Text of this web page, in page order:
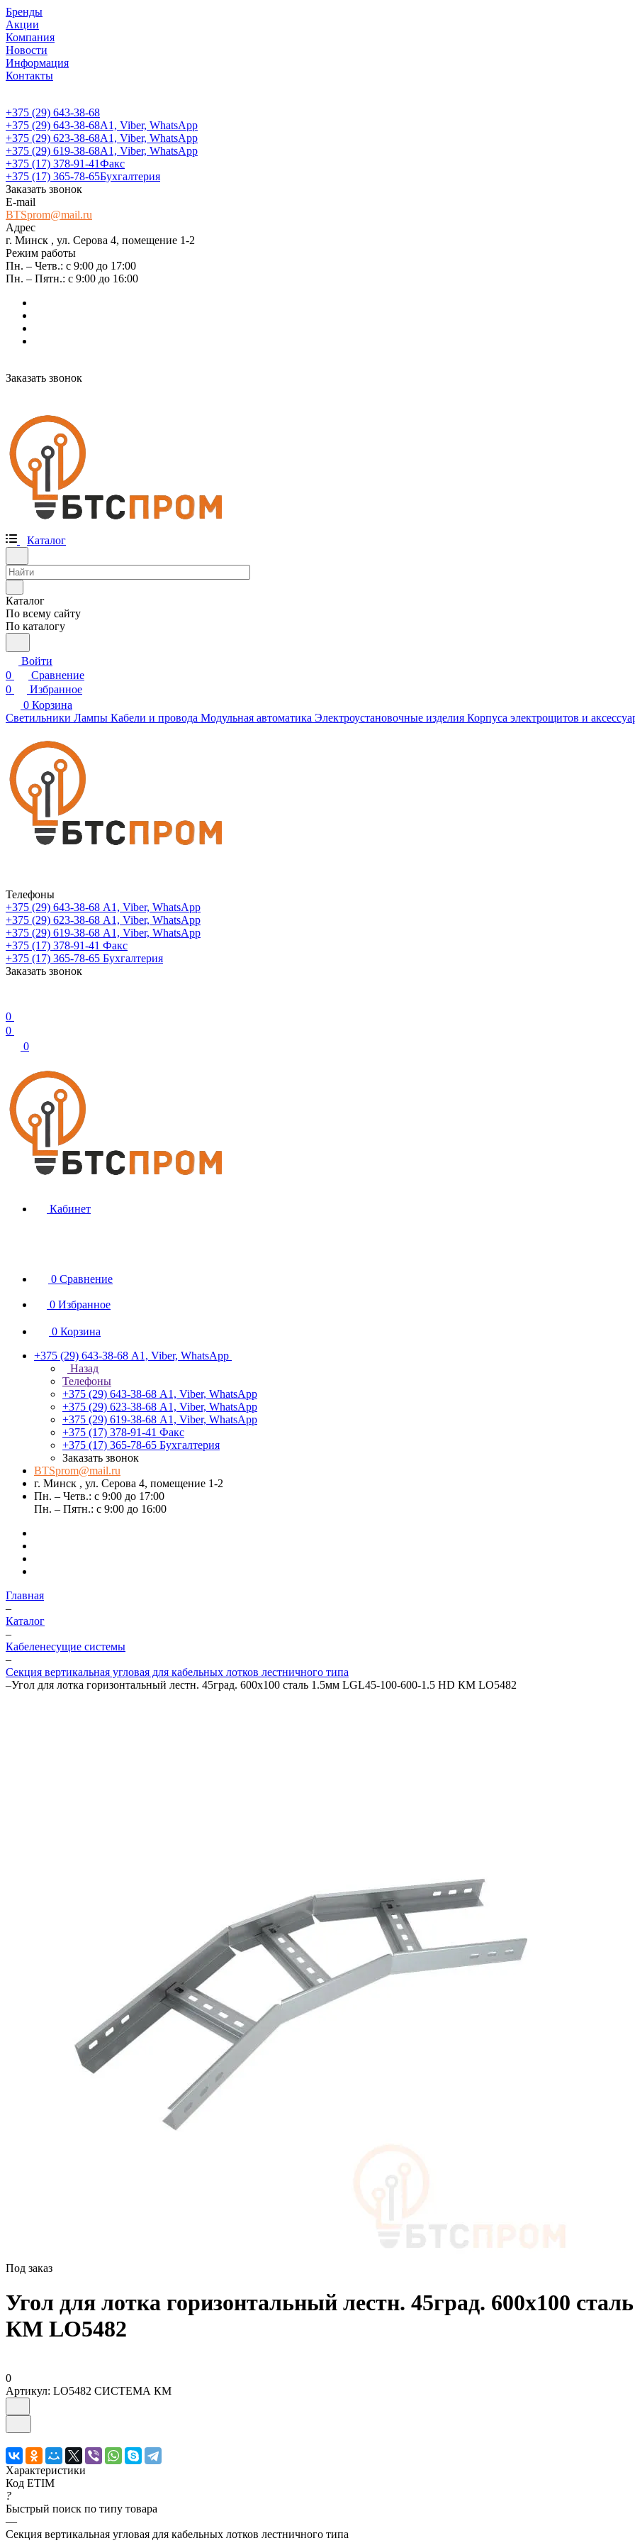
Бренды
Акции
Компания
Новости
Информация
Контакты
+375 (29) 643-38-68
+375 (29) 643-38-68А1, Viber, WhatsApp
+375 (29) 623-38-68А1, Viber, WhatsApp
+375 (29) 619-38-68А1, Viber, WhatsApp
+375 (17) 378-91-41Факс
+375 (17) 365-78-65Бухгалтерия
Заказать звонок
E-mail
BTSprom@mail.ru
Адрес
г. Минск , ул. Серова 4, помещение 1-2
Режим работы
Пн. – Четв.: с 9:00 до 17:00
Пн. – Пятн.: с 9:00 до 16:00
Заказать звонок
Каталог
Каталог
По всему сайту
По каталогу
Войти
0
Сравнение
0
Избранное
0 Корзина
Светильники Лампы Кабели и провода Модульная автоматика Электроустановочные изделия Корпуса электрощитов и
Телефоны
+375 (29) 643-38-68 А1, Viber, WhatsApp
+375 (29) 623-38-68 А1, Viber, WhatsApp
+375 (29) 619-38-68 А1, Viber, WhatsApp
+375 (17) 378-91-41 Факс
+375 (17) 365-78-65 Бухгалтерия
Заказать звонок
0
0
0
Кабинет
0 Сравнение
0 Избранное
0 Корзина
+375 (29) 643-38-68 А1, Viber, WhatsApp
Назад
Телефоны
+375 (29) 643-38-68 А1, Viber, WhatsApp
+375 (29) 623-38-68 А1, Viber, WhatsApp
+375 (29) 619-38-68 А1, Viber, WhatsApp
+375 (17) 378-91-41 Факс
+375 (17) 365-78-65 Бухгалтерия
Заказать звонок
BTSprom@mail.ru
г. Минск , ул. Серова 4, помещение 1-2
Пн. – Четв.: с 9:00 до 17:00
Пн. – Пятн.: с 9:00 до 16:00
Главная
–
Каталог
–
Кабеленесущие системы
–
Секция вертикальная угловая для кабельных лотков лестничного типа
–Угол для лотка горизонтальный лестн. 45град. 600х100 сталь 1.5мм LGL45-100-600-1.5 HD КМ LO5482
Под заказ
Угол для лотка горизонтальный лестн. 45град. 600х100
КМ LO5482
0
Артикул: LO5482 СИСТЕМА КМ
Характеристики
Код ETIM
?
Быстрый поиск по типу товара
—
Секция вертикальная угловая для кабельных лотков лестничного типа